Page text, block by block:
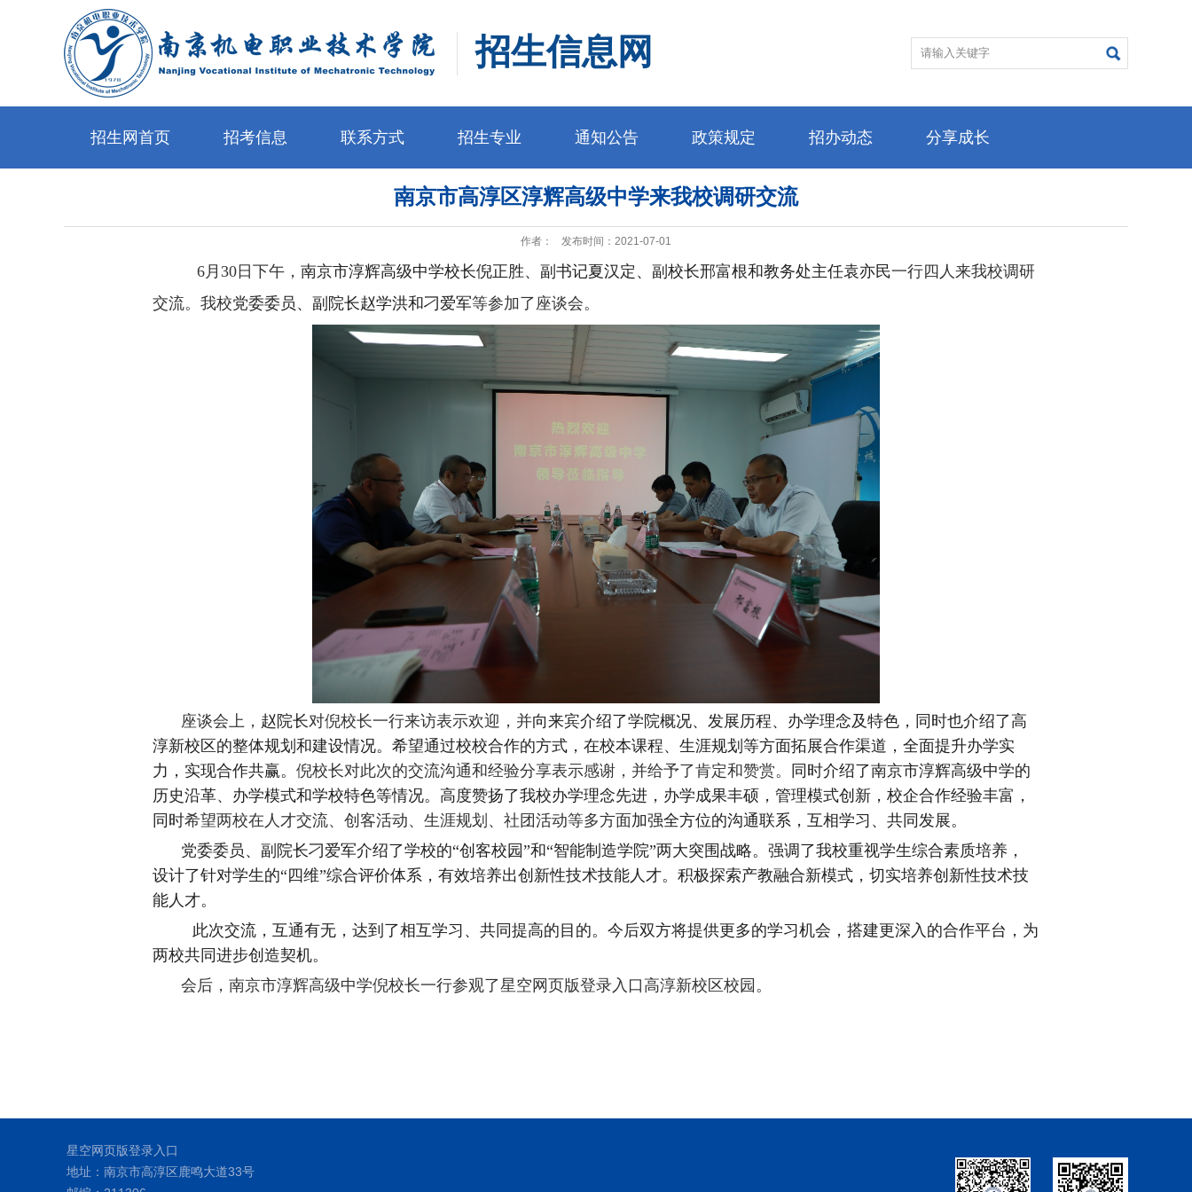
招生信息网
招生网首页 招考信息 联系方式 招生专业 通知公告 政策规定 招办动态 分享成长
南京市高淳区淳辉高级中学来我校调研交流
作者： 发布时间：2021-07-01
6月 30 日下午， 南京市淳辉高级中学校长倪正胜、副书记夏汉定、副校长邢富根和教务处主任袁亦民一行四人来我校调研
交流。我校党委委员、副院长赵学洪和刁爱军等参加了座谈会。
座谈会上， 赵院长对倪校长一行来访表示欢迎，并向来宾介绍了学院概况、发展历程、 办学理念及特色，同时也介绍了高
淳新校区的整体规划和建设情况。希望通过校校合作的方式，在校本课程、生涯规划等方面拓展合作渠道，全面提升办学实
力，实现合作共赢。 倪校长对此次的交流沟通和经验分享表示感谢，并给予了肯定和赞赏。
同时介绍了南京市淳辉高级中学的
历史沿革、办学模式和学校特色等情况。高度赞扬了我校办学理念先进，办学成果丰硕，管理模式创新，校企合作经验丰富，
同时希望两校在人才交流、创客活动、生涯规划、社团活动等多方面加强全方位的沟通联系，互相学习、共同发展。
党委委员、副院长刁爱军介绍了学校的“创客校园”和“智能制造学院”两大突围战略。强调了我校重视学生综合素质培养，
设计了针对学生的“四维”综合评价体系，有效培养出创新性技术技能人才。 积极探索产教融合新模式，切实培养创新性技术技
能人才。
此次交流，互通有无，达到了相互学习、共同提高的目的。今后双方将提供更多的学习机会，搭建更深入的合作平台，为
两校共同进步创造契机。
会后，南京市淳辉高级中学倪校长一行参观了星空网页版登录入口高淳新校区校园。
星空网页版登录入口
地址：南京市高淳区鹿鸣大道33号